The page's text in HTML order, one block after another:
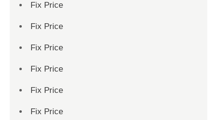
Fix Price
Fix Price
Fix Price
Fix Price
Fix Price
Fix Price